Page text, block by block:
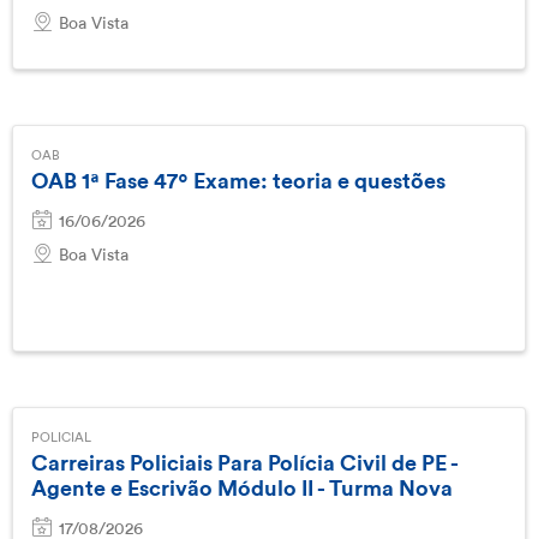
Boa Vista
OAB
OAB 1ª Fase 47º Exame: teoria e questões
16/06/2026
Boa Vista
POLICIAL
Carreiras Policiais Para Polícia Civil de PE -
Agente e Escrivão Módulo II - Turma Nova
17/08/2026